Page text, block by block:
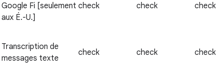
Google Fi [seulement
aux É.-U.]
check check check
Transcription de
messages texte
check check check